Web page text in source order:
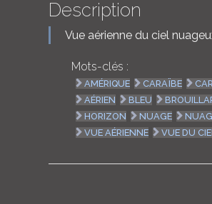
Description
Vue aérienne du ciel
Mots-clés :
AMÉRIQUE CARAÏBE
AÉRIEN
BLEU
HORIZON
NUAGE
VUE AÉRIENNE
VUE DU